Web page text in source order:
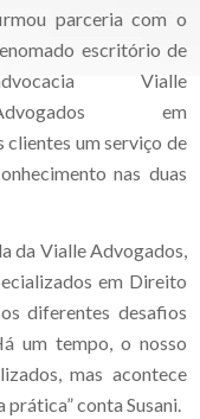
parceria com o
escritório de
Vialle
em
clientes um serviço de
nas duas
da Vialle Advogados,
em Direito
diferentes desafios
um tempo, o nosso
mas acontece
conta Susani.